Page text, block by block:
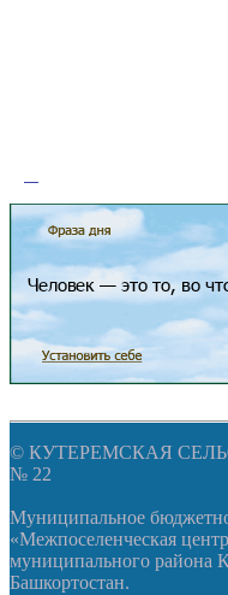
© КУТЕРЕМСКАЯ
№ 22
Муниципальное
«Межпоселенческая
муниципального района
Башкортостан.